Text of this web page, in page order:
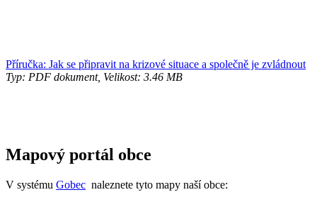
Příručka: Jak se připravit na krizové situace a společně je zvládnout
Typ: PDF dokument, Velikost: 3.46 MB
Mapový portál obce
V systému Gobec naleznete tyto mapy naší obce: